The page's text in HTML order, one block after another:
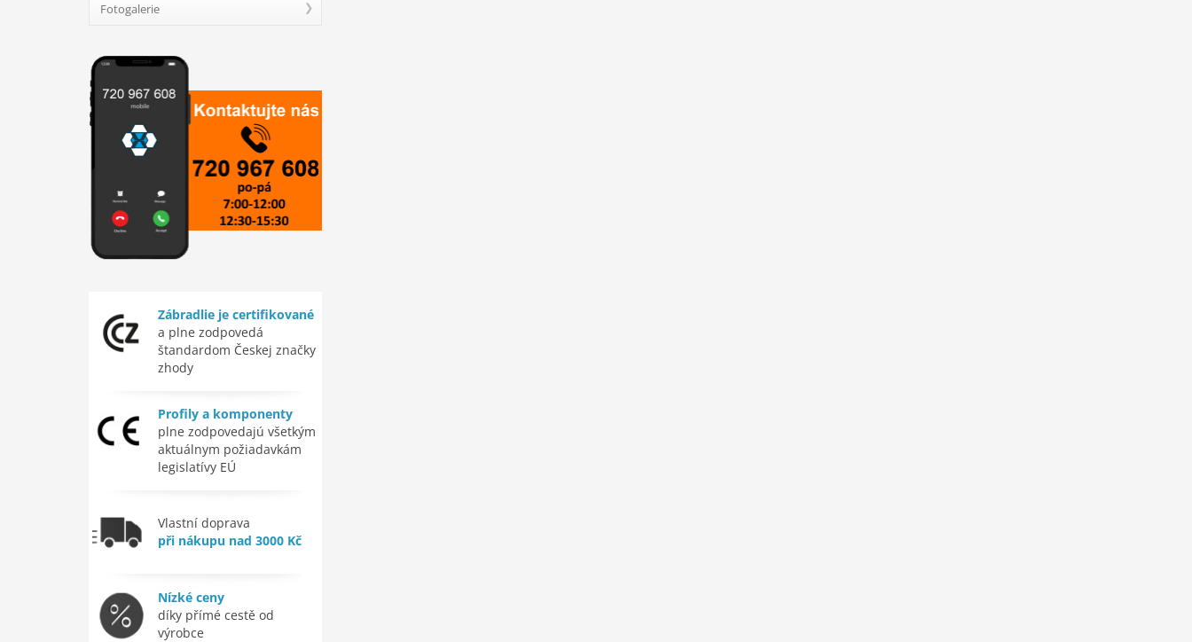
Fotogalerie
Zábradlie je certifikované
a plne zodpovedá
štandardom Českej značky
zhody
Profily a komponenty
plne zodpovedajú všetkým
aktuálnym požiadavkám
legislatívy EÚ
Vlastní doprava
při nákupu nad 3000 Kč
Nízké ceny
díky přímé cestě od
výrobce